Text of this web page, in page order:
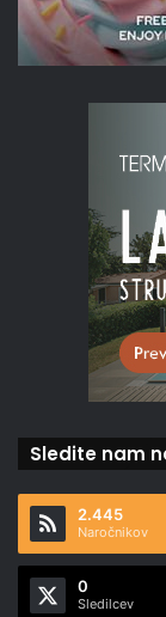
Sledite nam
2.445
Naročnikov
0
Sledilcev